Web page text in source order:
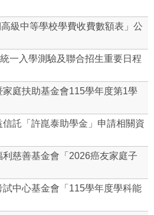
習歷程檔案
及課程手冊)
課
級中等學校學費收費數額表」公
一入學測驗及聯合招生重要日程
庭扶助基金會115學年度第1學
託「許崑泰助學金」申請相關資
慈善基金會「2026癌友家庭子
中心基金會「115學年度學科能